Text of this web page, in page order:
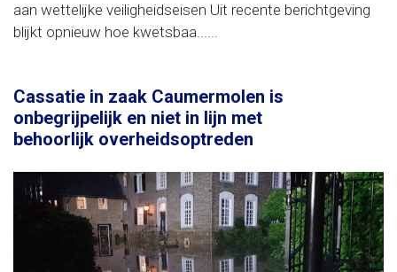
aan wettelijke veiligheidseisen Uit recente berichtgeving
blijkt opnieuw hoe kwetsbaa......
Cassatie in zaak Caumermolen is
onbegrijpelijk en niet in lijn met
behoorlijk overheidsoptreden